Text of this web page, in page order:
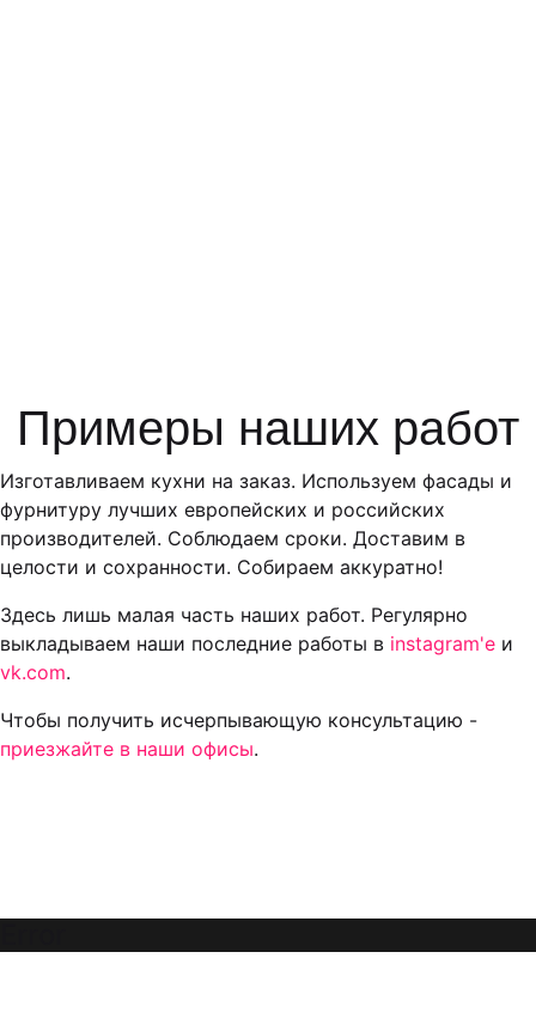
Примеры наших работ
Изготавливаем кухни на заказ. Используем фасады и
фурнитуру лучших европейских и российских
производителей. Соблюдаем сроки. Доставим в
целости и сохранности. Собираем аккуратно!
Здесь лишь малая часть наших работ. Регулярно
выкладываем наши последние работы в instagram'е и
vk.com.
Чтобы получить исчерпывающую консультацию -
приезжайте в наши офисы.